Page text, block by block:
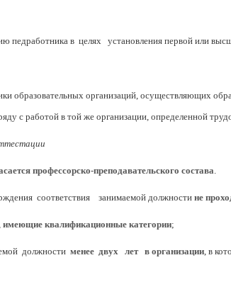
педработника в целях установления первой или
образовательных организаций, осуществляющих
с работой в той же организации, определенной
профессорско-преподавательского состава.
соответствия занимаемой должности не
имеющие квалификационные категории;
должности менее двух лет в организации, в